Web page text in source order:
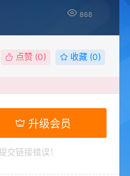
868
点赞 (0) 收藏 (0)
升级会员
交链接错误！